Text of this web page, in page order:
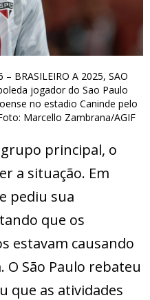
BRASILEIRO A 2025, SAO
jogador do Sao Paulo
no estadio Caninde pelo
Marcello Zambrana/AGIF
principal, o
a situação. Em
pediu sua
que os
estavam causando
São Paulo rebateu
que as atividades